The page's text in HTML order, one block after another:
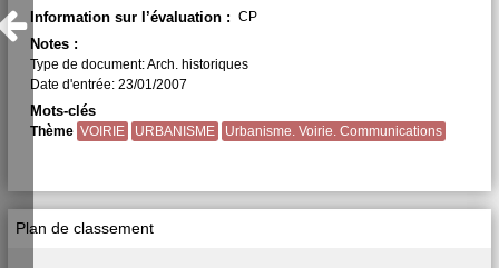
Plan de classement
Information sur l’évaluation : CP
Notes :
Type de document: Arch. historiques
Date d'entrée: 23/01/2007
Mots-clés
Thème VOIRIE URBANISME Urbanisme. Voirie. Communications